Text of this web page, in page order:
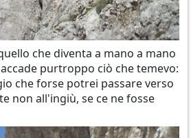
che diventa a mano a mano
purtroppo ciò che temevo:
che forse potrei passare verso
non all'ingiù, se ce ne fosse